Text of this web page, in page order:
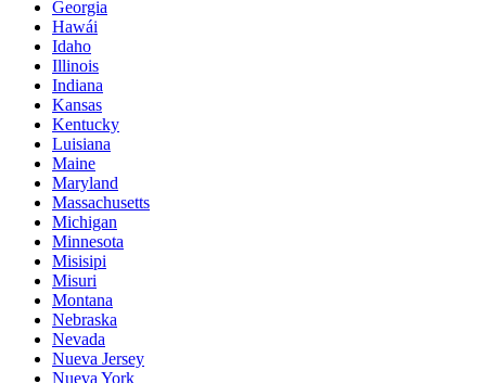
Georgia
Hawái
Idaho
Illinois
Indiana
Kansas
Kentucky
Luisiana
Maine
Maryland
Massachusetts
Michigan
Minnesota
Misisipi
Misuri
Montana
Nebraska
Nevada
Nueva Jersey
Nueva York